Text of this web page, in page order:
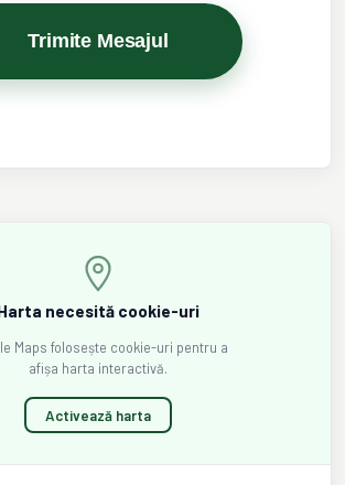
Trimite Mesajul
necesită cookie-uri
Maps folosește cookie-uri pentru a
afișa harta interactivă.
Activează harta